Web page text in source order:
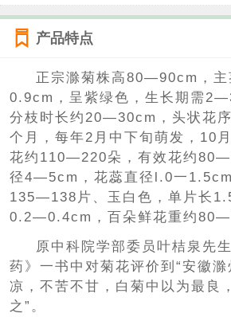
产品特点
正宗滁菊株高80—90cm，
0.9cm，呈紫绿色，生长期需
分枝时长约20—30cm，头状花
个月，每年2月中下旬萌发，10
花约110—220朵，有效花约
径4—5cm，花蕊直径l.0一
135—138片、玉白色，单片长
0.2—0.4cm，百朵鲜花重约
原中科院学部委员叶桔泉先
药》一书中对菊花评价到“安徽
凉，不苦不甘，白菊中以为最良
之”。